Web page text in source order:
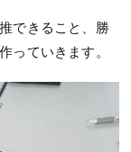
できること、勝
っていきます。